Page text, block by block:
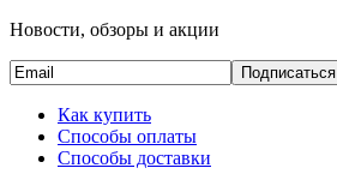
Новости, обзоры и акции
Подписаться
Как купить
Способы оплаты
Способы доставки